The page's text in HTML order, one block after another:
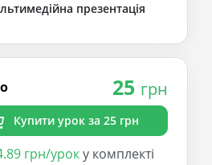
презентація
25 грн
Купити урок за 25 грн
грн/уроку комплекті